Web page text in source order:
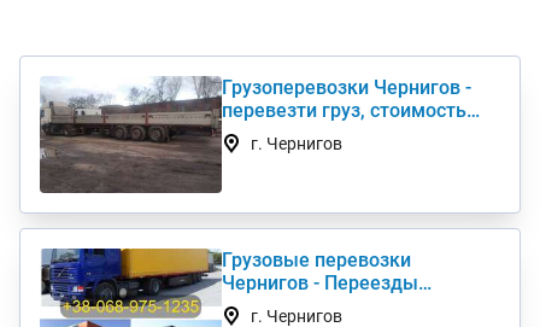
Грузоперевозки Чернигов -
перевезти груз, стоимость
услуги недорого
г. Чернигов
Грузовые перевозки
Чернигов - Переезды
Грузчики Фура Газель
г. Чернигов